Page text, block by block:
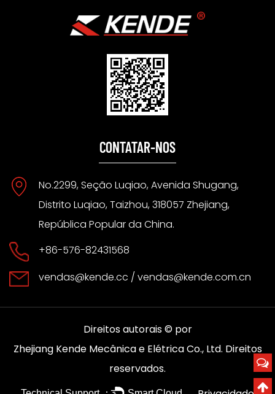
CONTATAR-NOS
No.2299, Seção Luqiao, Avenida Shugang,
Distrito Luqiao, Taizhou, 318057 Zhejiang,
República Popular da China.
+86-576-82431568
vendas@kende.cc / vendas@kende.com.cn
Direitos autorais © por
Zhejiang Kende Mecânica e Elétrica Co., Ltd. Direitos
reservados.